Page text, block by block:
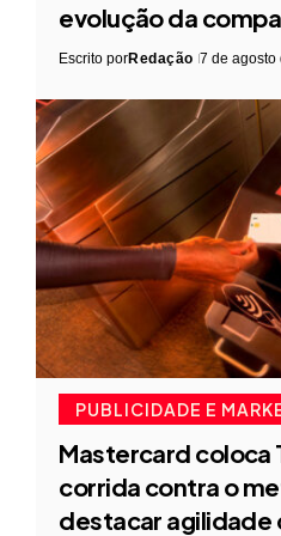
evolução da
Escrito porRedação 7 de agosto
PUBLICIDADE E
Mastercard coloca
corrida contra o
destacar agilidade